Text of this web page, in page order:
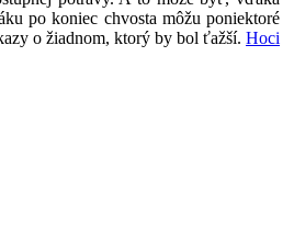
po koniec chvosta môžu poniektoré
o žiadnom, ktorý by bol ťažší. Hoci